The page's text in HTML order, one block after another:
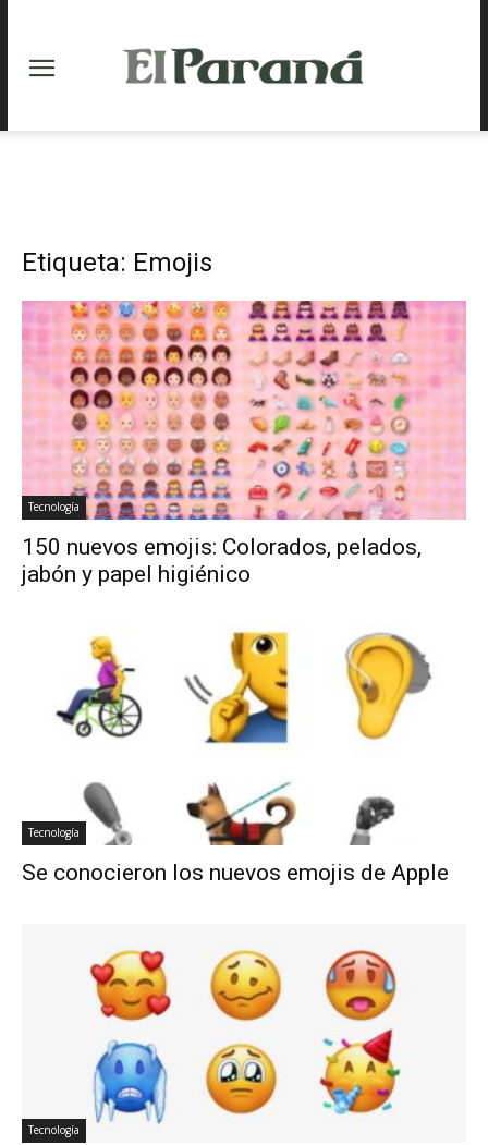
Etiqueta: Emojis
Tecnología
150 nuevos emojis: Colorados, pelados,
jabón y papel higiénico
Tecnología
Se conocieron los nuevos emojis de Apple
Tecnología